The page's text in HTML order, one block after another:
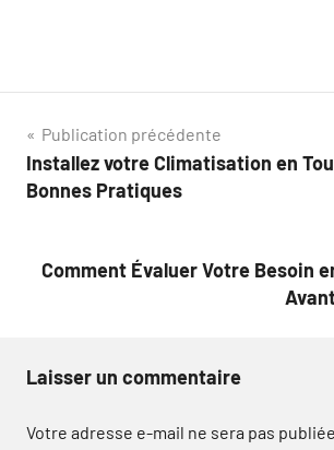
Navigation
de
Publication précédente
Installez votre Climatisation en
Bonnes Pratiques
Comment Évaluer Votre Besoin
Laisser un commentaire
Votre adresse e-mail ne sera pas publiée.